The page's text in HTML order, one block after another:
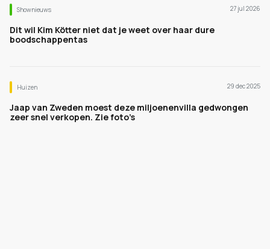
Shownieuws 27 jul 2026
Dit wil Kim Kötter niet dat je weet over haar dure
boodschappentas
Huizen 29 dec 2025
Jaap van Zweden moest deze miljoenenvilla gedwongen
zeer snel verkopen. Zie foto’s